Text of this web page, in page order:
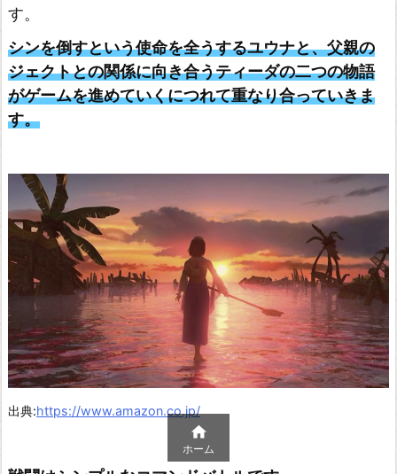
す。
シンを倒すという使命を全うするユウナと、父親の
ジェクトとの関係に向き合うティーダの二つの物語
がゲームを進めていくにつれて重なり合っていきま
す。
出典:https://www.amazon.co.jp/

ホーム